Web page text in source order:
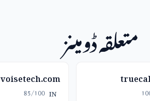
متعلقہ ڈومینز
voisetech.com
IN
85/100